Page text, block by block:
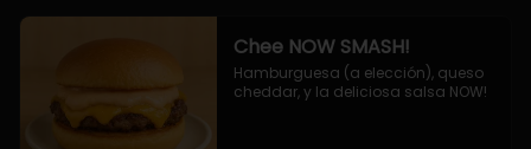
Chee NOW SMASH!
Hamburguesa (a elección), queso
cheddar, y la deliciosa salsa NOW!